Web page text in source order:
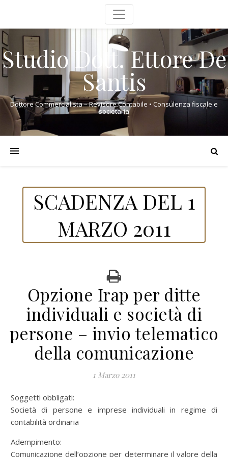
Studio Dott. Ettore De
Santis
Dottore Commercialista – Revisore Contabile • Consulenza fiscale e
societaria
SCADENZA DEL 1
MARZO 2011
Opzione Irap per ditte
individuali e società di
persone – invio telematico
della comunicazione
1 Marzo 2011
Soggetti obbligati:
Società di persone e imprese individuali in regime di
contabilità ordinaria
Adempimento:
Comunicazione dell’opzione per determinare il valore della